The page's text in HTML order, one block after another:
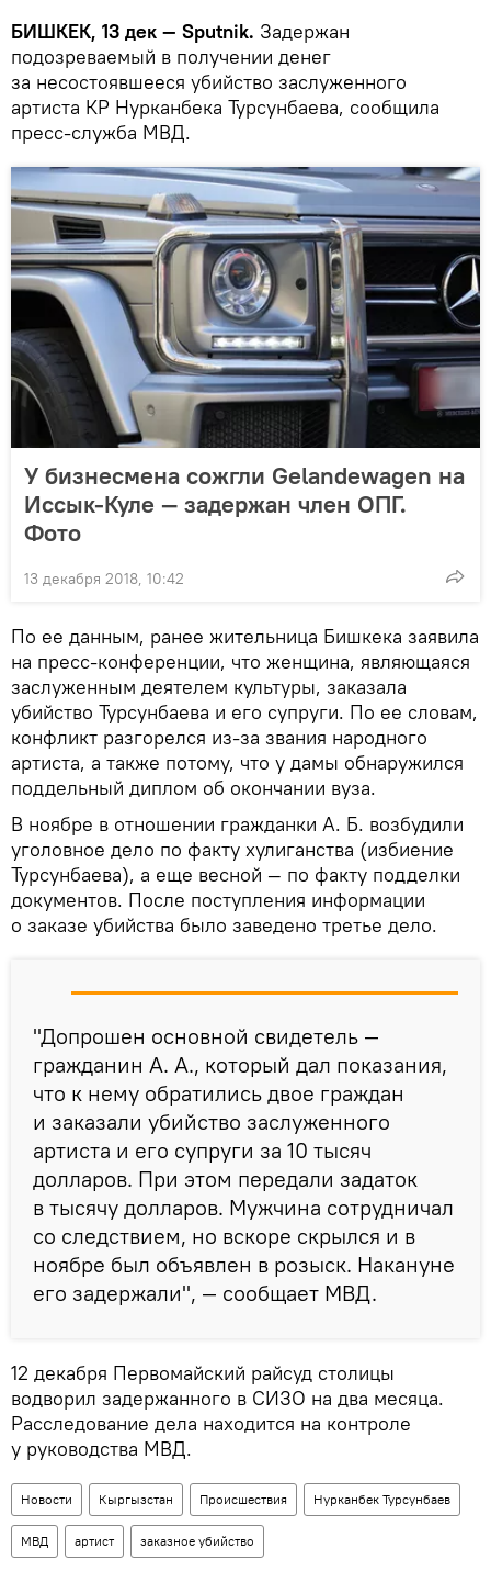
БИШКЕК, 13 дек — Sputnik. Задержан
подозреваемый в получении денег
за несостоявшееся убийство заслуженного
артиста КР Нурканбека Турсунбаева, сообщила
пресс-служба МВД.
У бизнесмена сожгли Gelandewagen на
Иссык-Куле — задержан член ОПГ.
Фото
13 декабря 2018, 10:42
По ее данным, ранее жительница Бишкека заявила
на пресс-конференции, что женщина, являющаяся
заслуженным деятелем культуры, заказала
убийство Турсунбаева и его супруги. По ее словам,
конфликт разгорелся из-за звания народного
артиста, а также потому, что у дамы обнаружился
поддельный диплом об окончании вуза.
В ноябре в отношении гражданки А. Б. возбудили
уголовное дело по факту хулиганства (избиение
Турсунбаева), а еще весной — по факту подделки
документов. После поступления информации
о заказе убийства было заведено третье дело.
"Допрошен основной свидетель —
гражданин А. А., который дал показания,
что к нему обратились двое граждан
и заказали убийство заслуженного
артиста и его супруги за 10 тысяч
долларов. При этом передали задаток
в тысячу долларов. Мужчина сотрудничал
со следствием, но вскоре скрылся и в
ноябре был объявлен в розыск. Накануне
его задержали", — сообщает МВД.
12 декабря Первомайский райсуд столицы
водворил задержанного в СИЗО на два месяца.
Расследование дела находится на контроле
у руководства МВД.
Новости Кыргызстан Происшествия Нурканбек Турсунбаев
МВД артист заказное убийство